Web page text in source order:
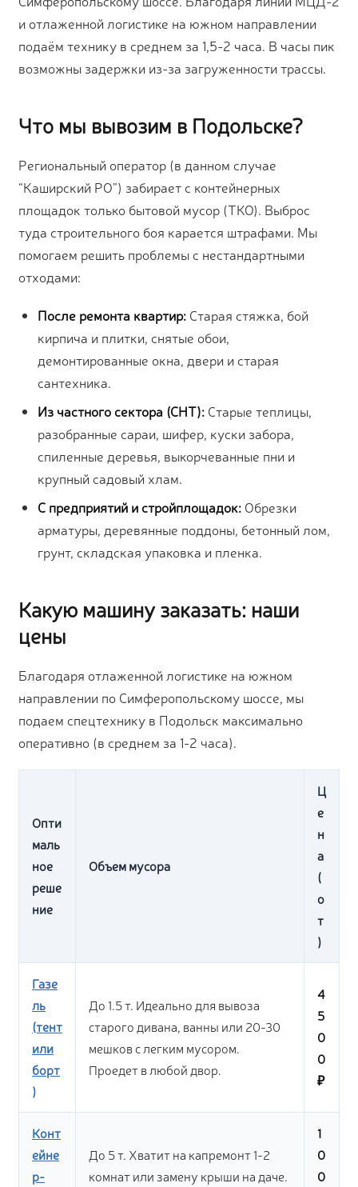
и отлаженной логистике на южном направлении
подаём технику в среднем за 1,5-2 часа. В часы пик
возможны задержки из-за загруженности трассы.
Что мы вывозим в Подольске?
Региональный оператор (в данном случае
“Каширский РО”) забирает с контейнерных
площадок только бытовой мусор (ТКО). Выброс
туда строительного боя карается штрафами. Мы
помогаем решить проблемы с нестандартными
отходами:
После ремонта квартир: Старая стяжка, бой
кирпича и плитки, снятые обои,
демонтированные окна, двери и старая
сантехника.
Из частного сектора (СНТ): Старые теплицы,
разобранные сараи, шифер, куски забора,
спиленные деревья, выкорчеванные пни и
крупный садовый хлам.
С предприятий и стройплощадок: Обрезки
арматуры, деревянные поддоны, бетонный лом,
грунт, складская упаковка и пленка.
Какую машину заказать: наши
цены
Благодаря отлаженной логистике на южном
направлении по Симферопольскому шоссе, мы
подаем спецтехнику в Подольск максимально
оперативно (в среднем за 1-2 часа).
Опти
маль
ное
реше
ние
Объем мусора
Ц
е
н
а
(
о
т
)
Газе
ль
(тент
или
борт
)
До 1.5 т. Идеально для вывоза
старого дивана, ванны или 20-30
мешков с легким мусором.
Проедет в любой двор.
4
5
0
0
₽
Конт
ейне
р-
До 5 т. Хватит на капремонт 1-2
комнат или замену крыши на даче.
1
0
0